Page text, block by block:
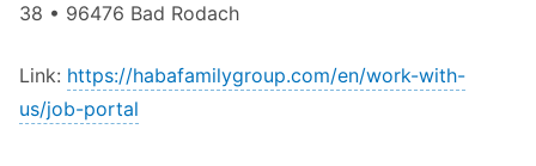
38 • 96476 Bad Rodach
Link: https://habafamilygroup.com/en/work-with-
us/job-portal